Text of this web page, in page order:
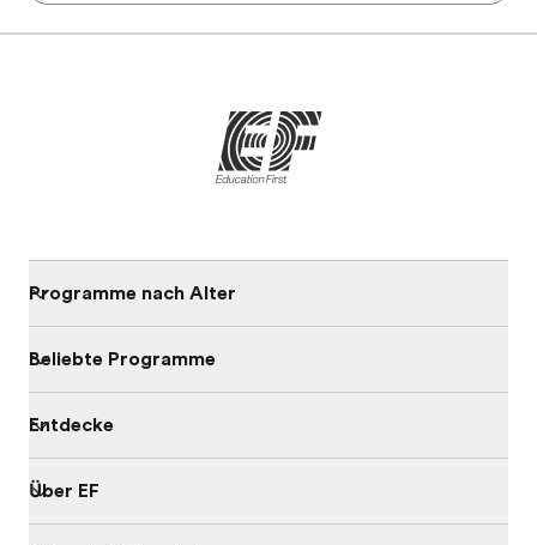
Programme nach Alter
Beliebte Programme
Entdecke
Über EF